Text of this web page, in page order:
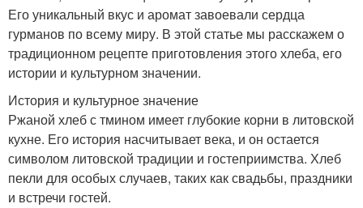
Его уникальный вкус и аромат завоевали сердца
гурманов по всему миру. В этой статье мы расскажем о
традиционном рецепте приготовления этого хлеба, его
истории и культурном значении.
История и культурное значение
Ржаной хлеб с тмином имеет глубокие корни в литовской
кухне. Его история насчитывает века, и он остается
символом литовской традиции и гостеприимства. Хлеб
пекли для особых случаев, таких как свадьбы, праздники
и встречи гостей.